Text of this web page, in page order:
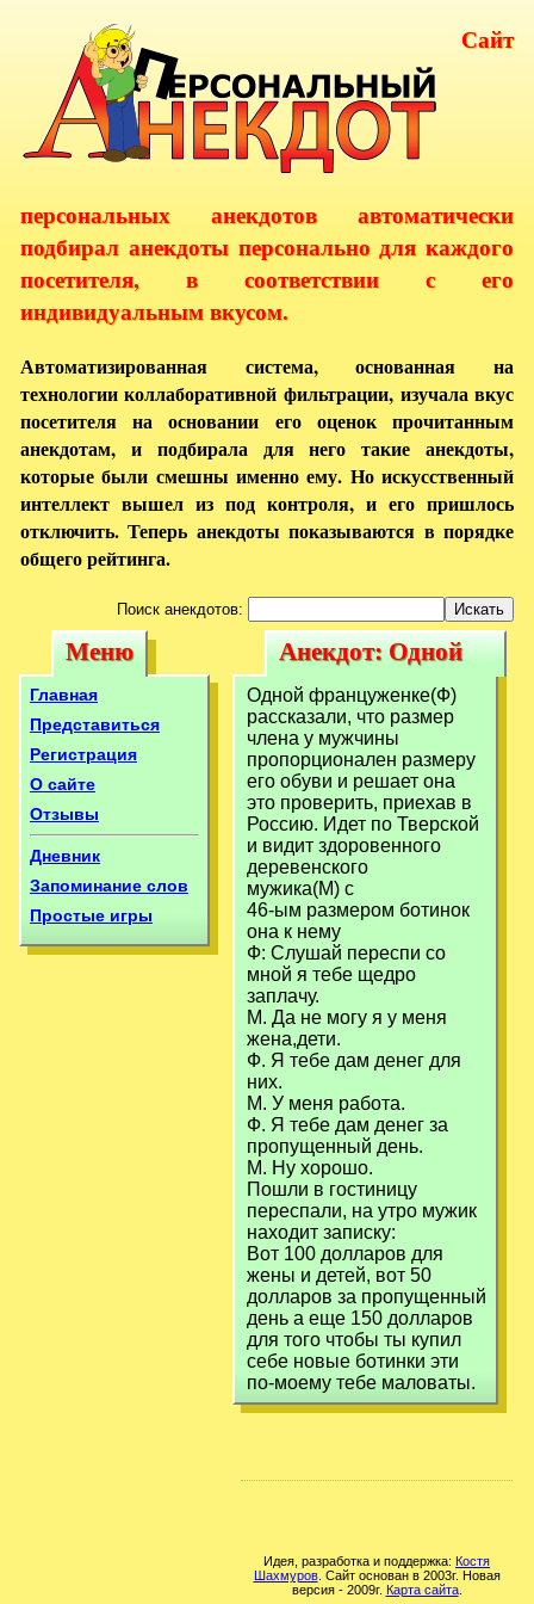
Сайт
персональных анекдотов автоматически
подбирал анекдоты персонально для каждого
посетителя, в соответствии с его
индивидуальным вкусом.
Автоматизированная система, основанная на
технологии коллаборативной фильтрации, изучала вкус
посетителя на основании его оценок прочитанным
анекдотам, и подбирала для него такие анекдоты,
которые были смешны именно ему. Но искусственный
интеллект вышел из под контроля, и его пришлось
отключить. Теперь анекдоты показываются в порядке
общего рейтинга.
Поиск анекдотов:
Меню
Меню
Главная
Представиться
Регистрация
О сайте
Отзывы
Дневник
Запоминание слов
Простые игры
Анекдот: Одной
француженке(Ф)
рассказали, что
размер члена
Анекдот: Одной
француженке(Ф)
рассказали, что
размер члена
Одной француженке(Ф)
рассказали, что размер
члена у мужчины
пропорционален размеру
его обуви и решает она
это проверить, приехав в
Россию. Идет по Тверской
и видит здоровенного
деревенского
мужика(М) с
46-ым размером ботинок
она к нему
Ф: Слушай переспи со
мной я тебе щедро
заплачу.
М. Да не могу я у меня
жена,дети.
Ф. Я тебе дам денег для
них.
М. У меня работа.
Ф. Я тебе дам денег за
пропущенный день.
М. Ну хорошо.
Пошли в гостиницу
переспали, на утро мужик
находит записку:
Вот 100 долларов для
жены и детей, вот 50
долларов за пропущенный
день а еще 150 долларов
для того чтобы ты купил
себе новые ботинки эти
по-моему тебе маловаты.
Идея, разработка и поддержка: Костя
Шахмуров. Сайт основан в 2003г. Новая
версия - 2009г. Карта сайта.